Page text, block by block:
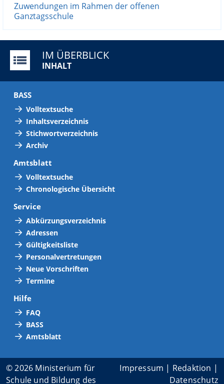
Zuwendungen im Rahmen der offenen
Ganztagsschule
IM ÜBERBLICK
INHALT
BASS
Volltextsuche
Inhaltsverzeichnis
Stichwortverzeichnis
Archiv
Amtsblatt
Volltextsuche
Chronologische Übersicht
Service
Abkürzungsverzeichnis
Adressen
Gültigkeitsliste
Personalvertretungen
Neue Vorschriften
Termine
Hilfe
FAQ
BASS
Amtsblatt
© 2026 Ministerium für
Schule und Bildung des
Impressum | Redaktion |
Datenschutz